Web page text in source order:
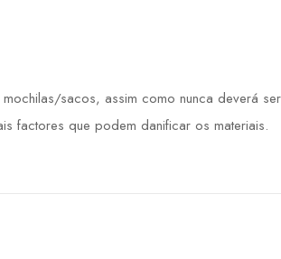
sacos, assim como nunca deverá
factores que podem danificar os materiais.